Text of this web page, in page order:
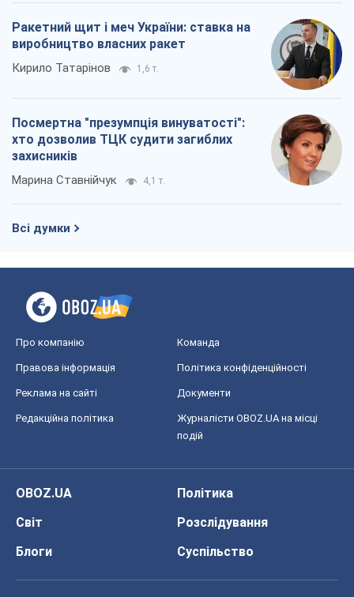
Ракетний щит і меч України: ставка на
виробництво власних ракет
Кирило Татарінов 1,6 т.
Посмертна "презумпція винуватості":
хто дозволив ТЦК судити загиблих
захисників
Марина Ставнійчук 4,1 т.
Всі думки
Про компанію Команда
Правова інформація Політика конфіденційності
Реклама на сайті Документи
Редакційна політика
Журналісти OBOZ.UA на місці
подій
OBOZ.UA
Політика
Світ
Розслідування
Блоги
Суспільство